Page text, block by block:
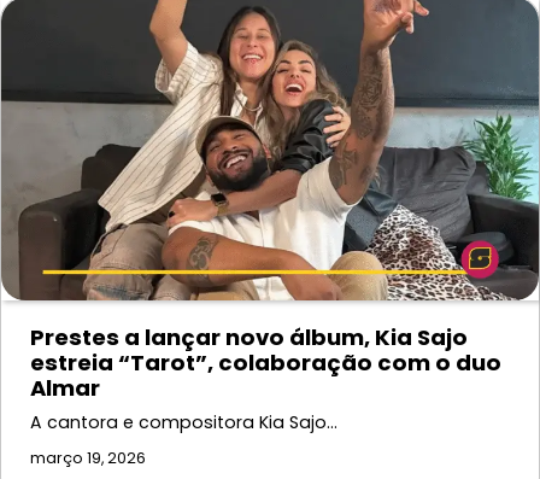
Prestes a lançar novo álbum, Kia Sajo
estreia “Tarot”, colaboração com o duo
Almar
A cantora e compositora Kia Sajo…
março 19, 2026